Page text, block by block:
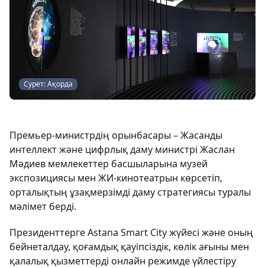
Сурет: Ақорда
Премьер-министрдің орынбасары – Жасанды
интеллект және цифрлық даму министрі Жаслан
Мәдиев мемлекеттер басшыларына музей
экспозициясы мен ЖИ-кинотеатрын көрсетіп,
орталықтың ұзақмерзімді даму стратегиясы туралы
мәлімет берді.
Президенттерге Astana Smart City жүйесі және оның
бейнеталдау, қоғамдық қауіпсіздік, көлік ағыны мен
қалалық қызметтерді онлайн режимде үйлестіру